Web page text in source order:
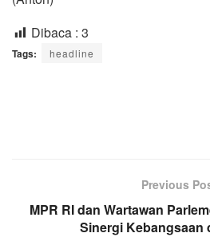
Dibaca : 3
Tags: headline
Previous
MPR RI dan Wartawan
Sinergi Kebangsaan